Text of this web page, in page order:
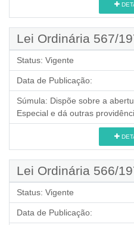
Lei Ordinária 567/
Status: Vigente
Data de Publicação:
Súmula: Dispõe sobre a
Especial e dá outras
Lei Ordinária 566/
Status: Vigente
Data de Publicação: